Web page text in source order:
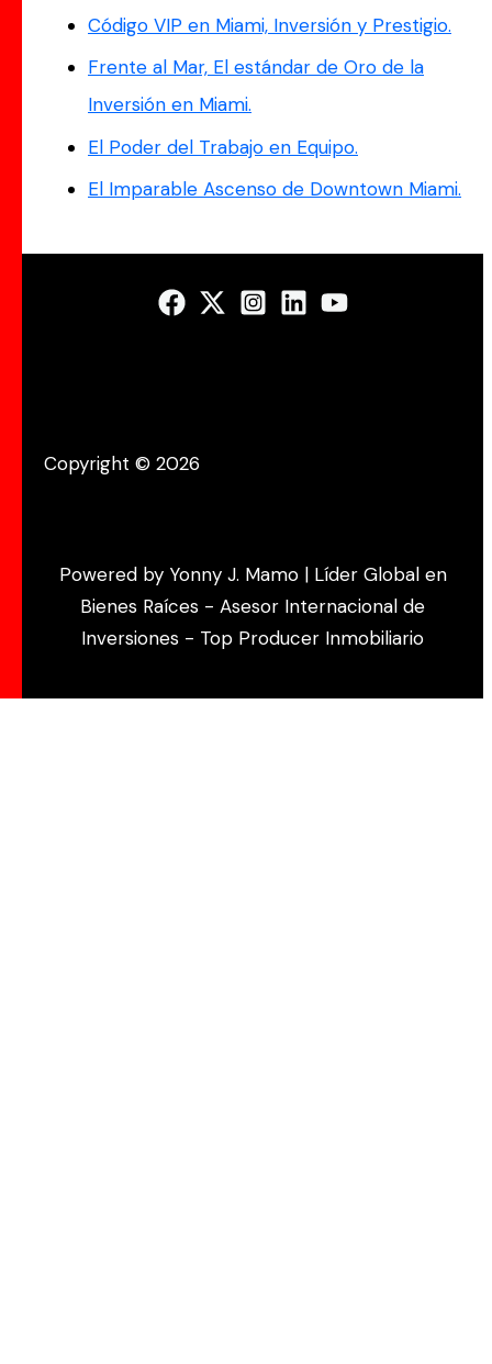
Código VIP en Miami, Inversión y Prestigio.
Frente al Mar, El estándar de Oro de la
Inversión en Miami.
El Poder del Trabajo en Equipo.
El Imparable Ascenso de Downtown Miami.
Copyright © 2026
Powered by Yonny J. Mamo | Líder Global en
Bienes Raíces - Asesor Internacional de
Inversiones - Top Producer Inmobiliario